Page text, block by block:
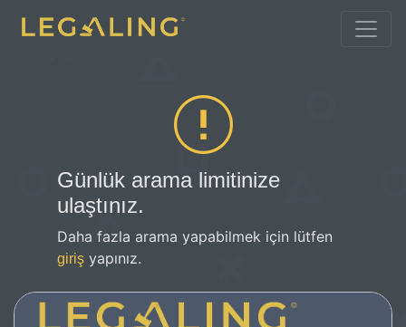
Günlük arama limitinize
ulaştınız.
Daha fazla arama yapabilmek için lütfen
giriş yapınız.